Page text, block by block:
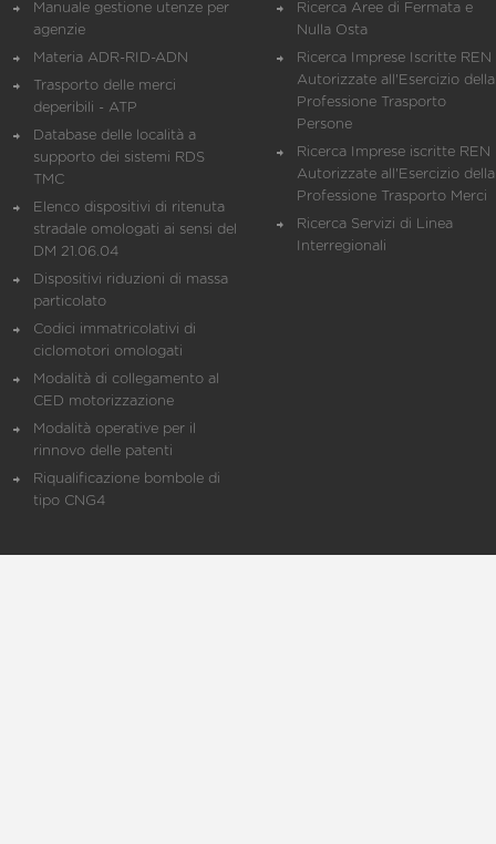
Manuale gestione utenze per
agenzie
Materia ADR-RID-ADN
Trasporto delle merci
deperibili - ATP
Database delle località a
supporto dei sistemi RDS
TMC
Elenco dispositivi di ritenuta
stradale omologati ai sensi del
DM 21.06.04
Dispositivi riduzioni di massa
particolato
Codici immatricolativi di
ciclomotori omologati
Modalità di collegamento al
CED motorizzazione
Modalità operative per il
rinnovo delle patenti
Riqualificazione bombole di
tipo CNG4
Ricerca Aree di Fermata e
Nulla Osta
Ricerca Imprese Iscritte REN
Autorizzate all'Esercizio della
Professione Trasporto
Persone
Ricerca Imprese iscritte REN
Autorizzate all'Esercizio della
Professione Trasporto Merci
Ricerca Servizi di Linea
Interregionali